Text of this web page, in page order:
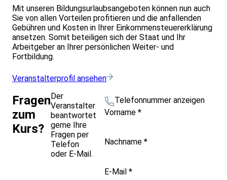
Mit unseren Bildungsurlaubsangeboten können nun auch
Sie von allen Vorteilen profitieren und die anfallenden
Gebühren und Kosten in Ihrer Einkommensteuererklärung
ansetzen. Somit beteiligen sich der Staat und Ihr
Arbeitgeber an Ihrer persönlichen Weiter- und
Fortbildung.
Veranstalterprofil ansehen
Fragen
zum
Kurs?
Der
Veranstalter
beantwortet
gerne Ihre
Fragen per
Telefon
oder E-Mail.
Telefonnummer anzeigen
Vorname *
Nachname *
E-Mail *